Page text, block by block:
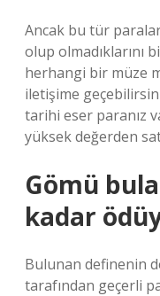
Ancak bu tür
olup olmadıklarını
herhangi bir müze
iletişime
tarihi eser paranız
yüksek değerden
Gömü
kadar
Bulunan definenin
tarafından geçerli